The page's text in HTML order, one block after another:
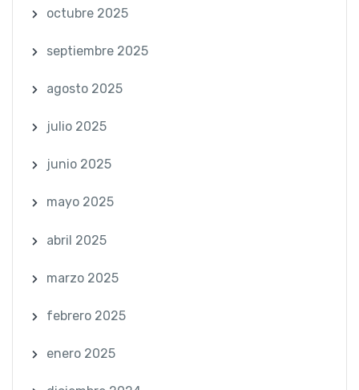
octubre 2025
septiembre 2025
agosto 2025
julio 2025
junio 2025
mayo 2025
abril 2025
marzo 2025
febrero 2025
enero 2025